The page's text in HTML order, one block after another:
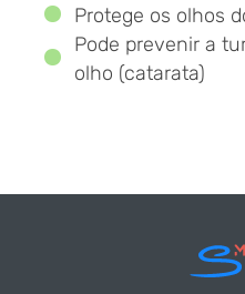
Protege os olhos
Pode prevenir a
olho (catarata)